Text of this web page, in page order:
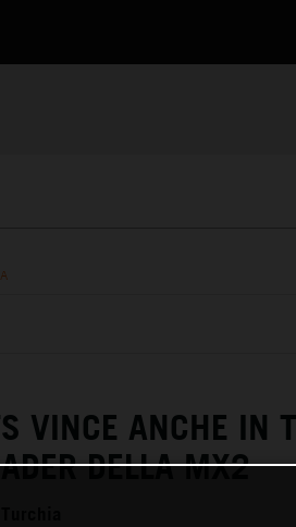
VINCE ANCHE IN
DELLA MX2